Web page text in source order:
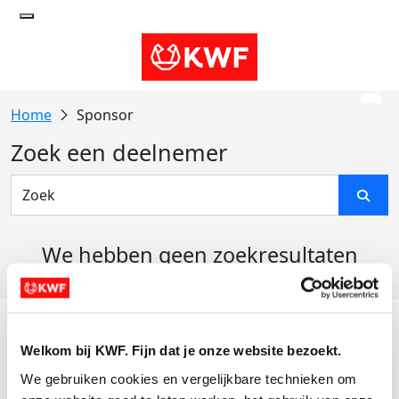
Welkom bij KWF. Fijn dat je onze website bezoekt.
We gebruiken cookies en vergelijkbare technieken om
Sponsor
Zoek een deelnemer
We hebben geen zoekresultaten
Actiematerialen
Evenementen